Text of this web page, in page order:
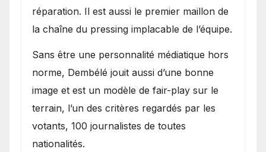
réparation. Il est aussi le premier maillon de
la chaîne du pressing implacable de l’équipe.
Sans être une personnalité médiatique hors
norme, Dembélé jouit aussi d’une bonne
image et est un modèle de fair-play sur le
terrain, l’un des critères regardés par les
votants, 100 journalistes de toutes
nationalités.